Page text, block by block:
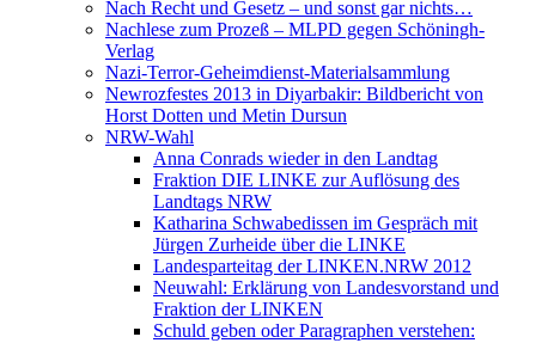
Nach Recht und Gesetz – und sonst gar nichts…
Nachlese zum Prozeß – MLPD gegen Schöningh-
Verlag
Nazi-Terror-Geheimdienst-Materialsammlung
Newrozfestes 2013 in Diyarbakir: Bildbericht von
Horst Dotten und Metin Dursun
NRW-Wahl
Anna Conrads wieder in den Landtag
Fraktion DIE LINKE zur Auflösung des
Landtags NRW
Katharina Schwabedissen im Gespräch mit
Jürgen Zurheide über die LINKE
Landesparteitag der LINKEN.NRW 2012
Neuwahl: Erklärung von Landesvorstand und
Fraktion der LINKEN
Schuld geben oder Paragraphen verstehen: